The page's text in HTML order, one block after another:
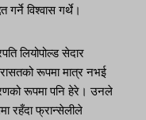
गर्ने विश्वास गर्थे।
लियोपोल्ड सेदार
रूपमा मात्र नभई
रूपमा पनि हेरे। उनले
रहँदा फ्रान्सेलीले